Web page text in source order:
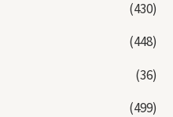
(430)
(448)
(36)
(499)